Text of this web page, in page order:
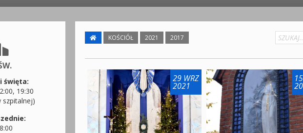
święta:
19:30
szpitalnej)
KOŚCIÓŁ 2021 2017
29 WRZ
2021